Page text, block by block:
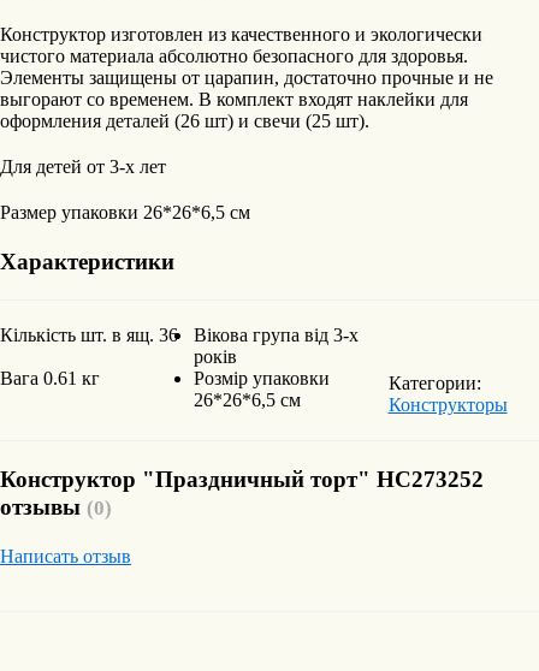
Конструктор изготовлен из качественного и экологически
чистого материала абсолютно безопасного для здоровья.
Элементы защищены от царапин, достаточно прочные и не
выгорают со временем. В комплект входят наклейки для
оформления деталей (26 шт) и свечи (25 шт).
Для детей от 3-х лет
Размер упаковки 26*26*6,5 см
Характеристики
Кількість шт. в ящ. 36 Вікова група від 3-х
років
Вага 0.61 кг
Розмір упаковки
26*26*6,5 см
Категории:
Конструкторы
Конструктор "Праздничный торт" HC273252
отзывы (0)
Написать отзыв